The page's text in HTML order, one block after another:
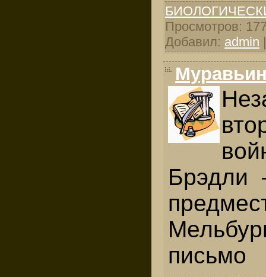
Просмотров:
Добавил: admin
Брэдли
письмо